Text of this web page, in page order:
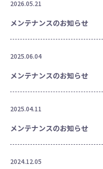
2026.05.21
メンテナンスのお知らせ
2025.06.04
メンテナンスのお知らせ
2025.04.11
メンテナンスのお知らせ
2024.12.05